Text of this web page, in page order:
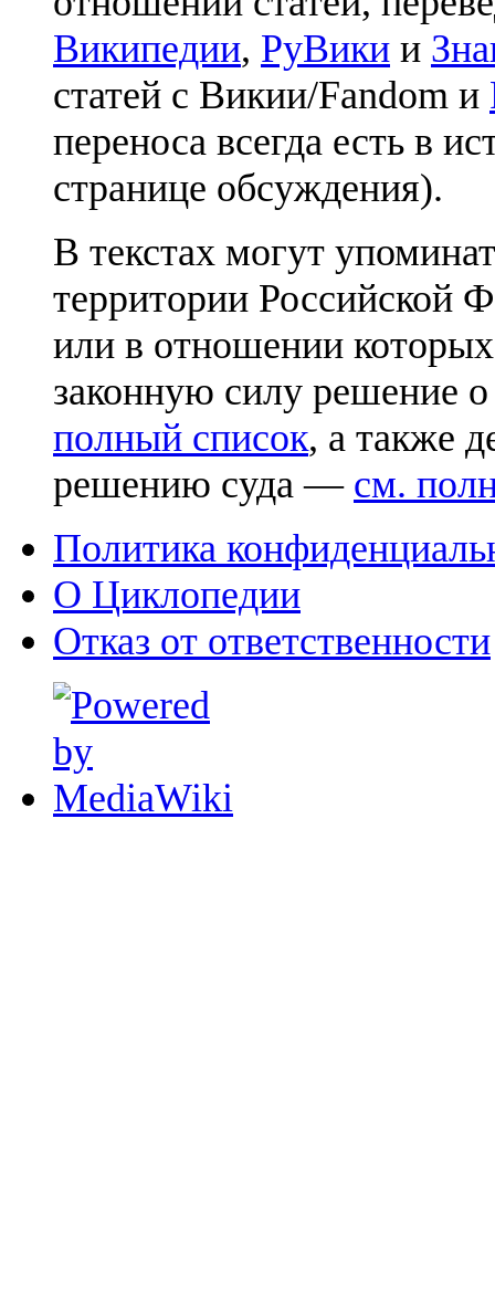
Википедии, РуВики и
статей с Викии/Fandom и
переноса всегда есть в
странице обсуждения).
В текстах могут
территории Российской
или в отношении
законную силу решение
полный список, а также
решению суда — см.
Политика
О Циклопедии
Отказ от ответственности